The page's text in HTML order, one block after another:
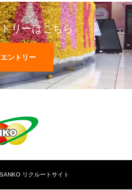
リーはこちら
ントリー
リクルートサイト